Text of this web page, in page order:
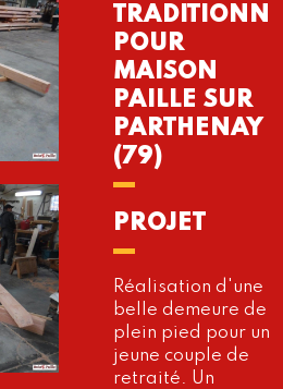
POUR
MAISON
PAILLE SUR
PARTHENAY
(79)
PROJET
Réalisation d'une
belle demeure de
plein pied pour un
jeune couple de
retraité. Un